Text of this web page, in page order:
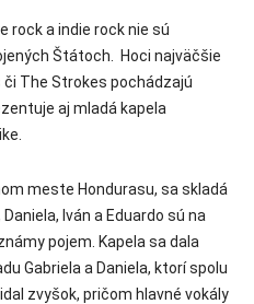
rock a indie rock nie sú
Štátoch. Hoci najväčšie
The Strokes pochádzajú
aj mladá kapela
meste Hondurasu, sa skladá
Iván a Eduardo sú na
pojem. Kapela sa dala
Gabriela a Daniela, ktorí spolu
zvyšok, pričom hlavné vokály